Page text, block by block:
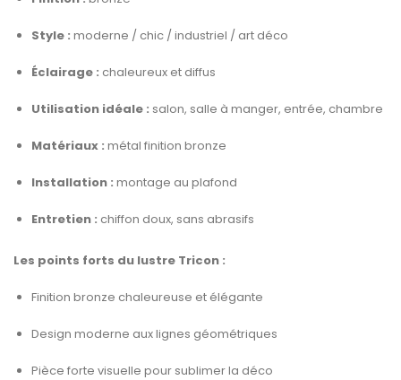
Style : moderne / chic / industriel / art déco
Éclairage : chaleureux et diffus
Utilisation idéale : salon, salle à manger, entrée, chambre
Matériaux : métal finition bronze
Installation : montage au plafond
Entretien : chiffon doux, sans abrasifs
Les points forts du lustre Tricon :
Finition bronze chaleureuse et élégante
Design moderne aux lignes géométriques
Pièce forte visuelle pour sublimer la déco